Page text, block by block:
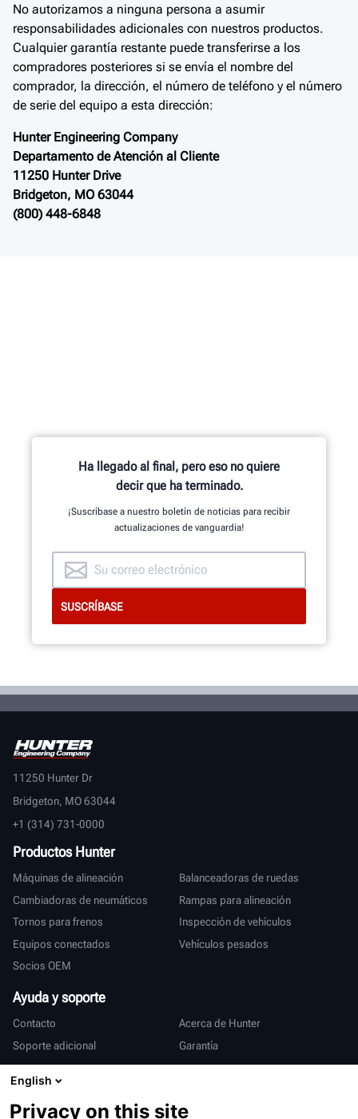
No autorizamos a ninguna persona a asumir
responsabilidades adicionales con nuestros productos.
Cualquier garantía restante puede transferirse a los
compradores posteriores si se envía el nombre del
comprador, la dirección, el número de teléfono y el número
de serie del equipo a esta dirección:
Hunter Engineering Company
Departamento de Atención al Cliente
11250 Hunter Drive
Bridgeton, MO 63044
(800) 448-6848
Ha llegado al final, pero eso no quiere
decir que ha terminado.
¡Suscríbase a nuestro boletín de noticias para recibir
actualizaciones de vanguardia!
11250 Hunter Dr
Bridgeton, MO 63044
+1 (314) 731-0000
Productos Hunter
Máquinas de alineación
Balanceadoras de ruedas
Cambiadoras de neumáticos
Rampas para alineación
Tornos para frenos
Inspección de vehículos
Equipos conectados
Vehículos pesados
Socios OEM
Ayuda y soporte
Contacto
Acerca de Hunter
Soporte adicional
Garantía
Internacional
Ventas y servicio
English
Privacy on this site